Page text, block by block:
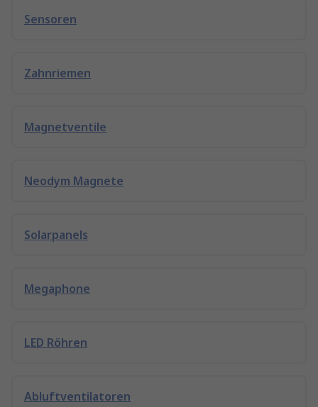
Sensoren
Zahnriemen
Magnetventile
Neodym Magnete
Solarpanels
Megaphone
LED Röhren
Abluftventilatoren